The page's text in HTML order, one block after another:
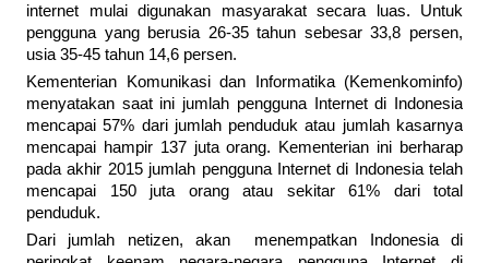
internet mulai digunakan masyarakat secara luas. Untuk
pengguna yang berusia 26-35 tahun sebesar 33,8 persen,
usia 35-45 tahun 14,6 persen.
Kementerian Komunikasi dan Informatika (Kemenkominfo)
menyatakan saat ini jumlah pengguna Internet di Indonesia
mencapai 57% dari jumlah penduduk atau jumlah kasarnya
mencapai hampir 137 juta orang. Kementerian ini berharap
pada akhir 2015 jumlah pengguna Internet di Indonesia telah
mencapai 150 juta orang atau sekitar 61% dari total
penduduk.
Dari jumlah netizen, akan menempatkan Indonesia di